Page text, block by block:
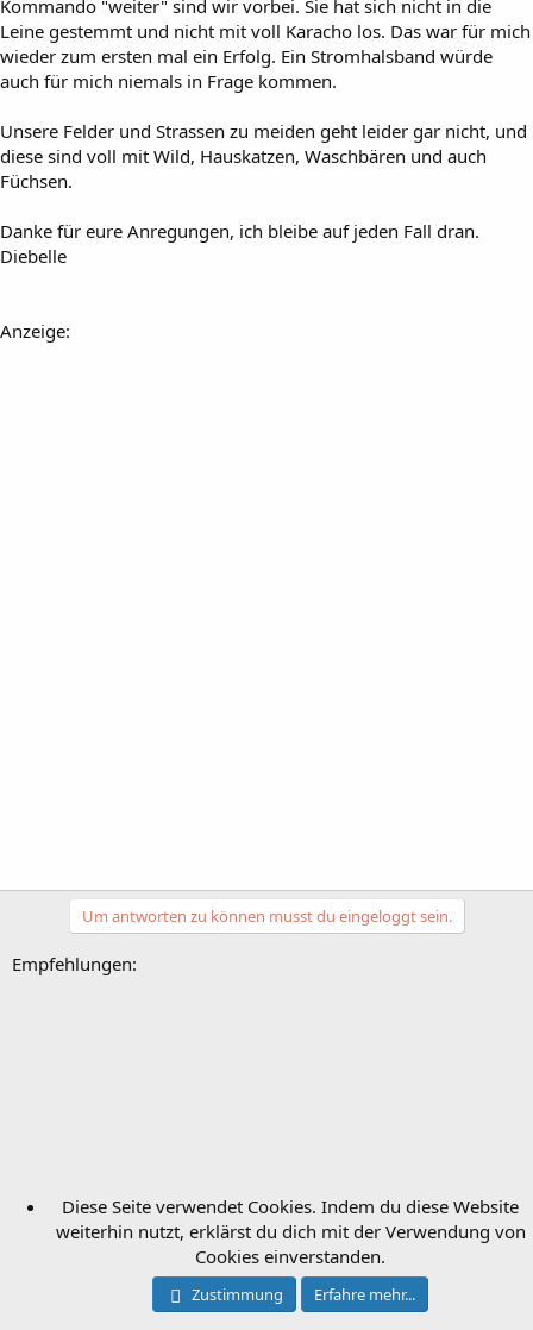
Kommando "weiter" sind wir vorbei. Sie hat sich nicht in die
Leine gestemmt und nicht mit voll Karacho los. Das war für mich
wieder zum ersten mal ein Erfolg. Ein Stromhalsband würde
auch für mich niemals in Frage kommen.
Unsere Felder und Strassen zu meiden geht leider gar nicht, und
diese sind voll mit Wild, Hauskatzen, Waschbären und auch
Füchsen.
Danke für eure Anregungen, ich bleibe auf jeden Fall dran.
Diebelle
Anzeige:
Um antworten zu können musst du eingeloggt sein.
Empfehlungen:
Diese Seite verwendet Cookies. Indem du diese Website
weiterhin nutzt, erklärst du dich mit der Verwendung von
Cookies einverstanden.
Zustimmung Erfahre mehr...